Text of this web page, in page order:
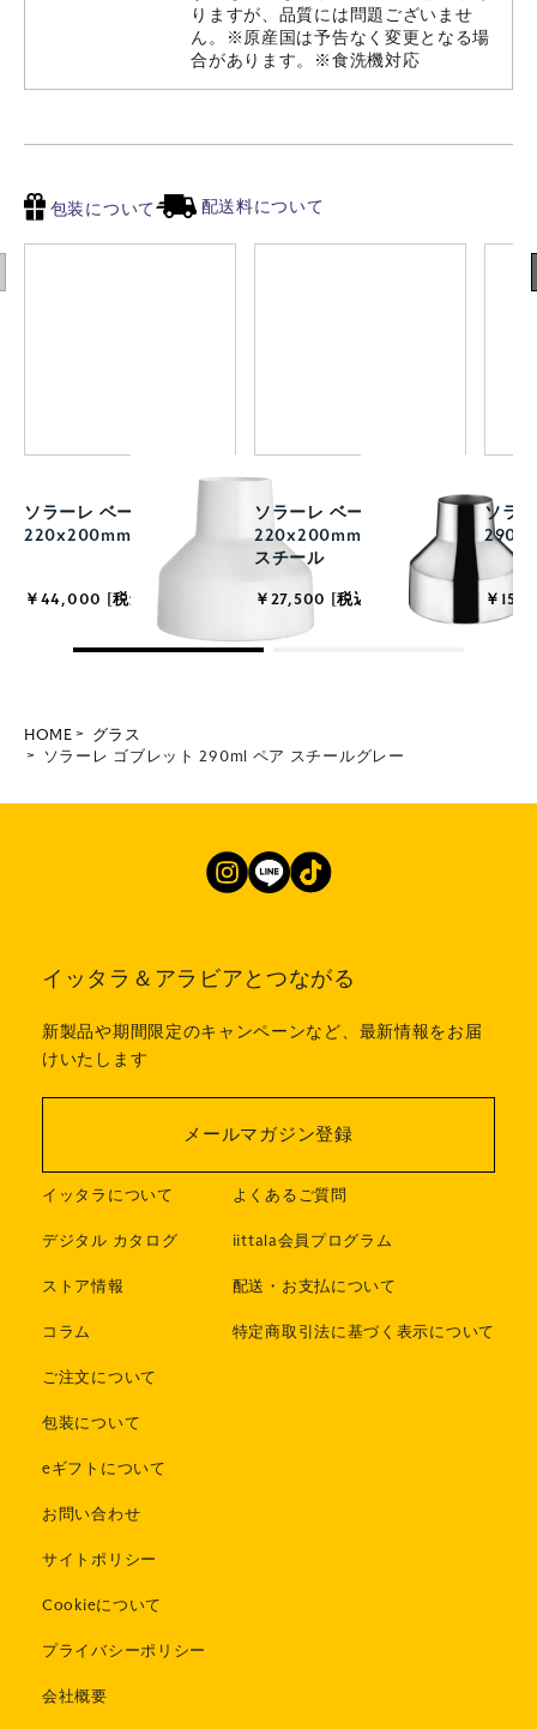
りますが、品質には問題ございませ
ん。※原産国は予告なく変更となる場
合があります。※食洗機対応
包装について 配送料について
ソラーレ ベース
220x200mm ホワイト
￥44,000 [税込]
ソラーレ ベース
220x200mm ステンレス
スチール
￥27,500 [税込]
ソラ
￥
HOME
グラス
ソラーレ ゴブレット 290ml ペア スチールグレー
イッタラ＆アラビアとつながる
新製品や期間限定のキャンペーンなど、最新情報をお届
けいたします
メールマガジン登録
イッタラについて
デジタル カタログ
ストア情報
コラム
ご注文について
包装について
eギフトについて
よくあるご質問
iittala会員プログラム
配送・お支払について
特定商取引法に基づく表示について
お問い合わせ
サイトポリシー
Cookieについて
プライバシーポリシー
会社概要